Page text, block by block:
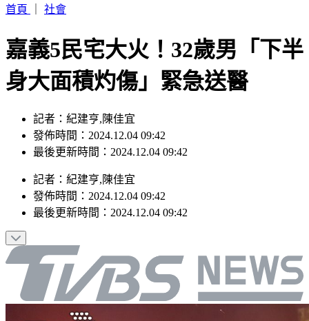
首頁
社會
嘉義5民宅大火！32歲男「下半
身大面積灼傷」緊急送醫
記者：紀建亨,陳佳宜
發佈時間：2024.12.04 09:42
最後更新時間：2024.12.04 09:42
記者 ： 紀建亨,陳佳宜
發佈時間： 2024.12.04 09:42
最後更新時間： 2024.12.04 09:42